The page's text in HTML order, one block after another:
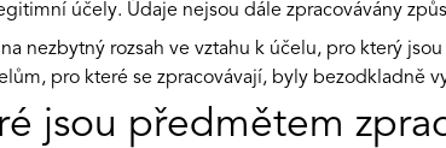
účely. Údaje nejsou dále zpracovávány
nezbytný rozsah ve vztahu k účelu, pro který
pro které se zpracovávají, byly bezodkladně
jsou předmětem